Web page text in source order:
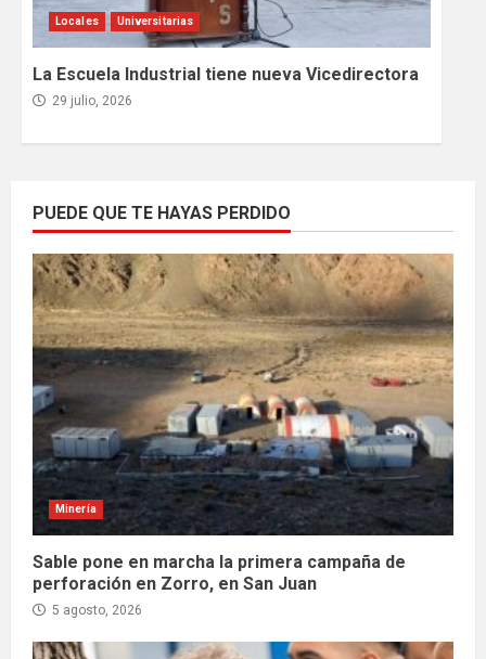
Locales Universitarias
La Escuela Industrial tiene nueva Vicedirectora
29 julio, 2026
PUEDE QUE TE HAYAS PERDIDO
Minería
Sable pone en marcha la primera campaña de
perforación en Zorro, en San Juan
5 agosto, 2026